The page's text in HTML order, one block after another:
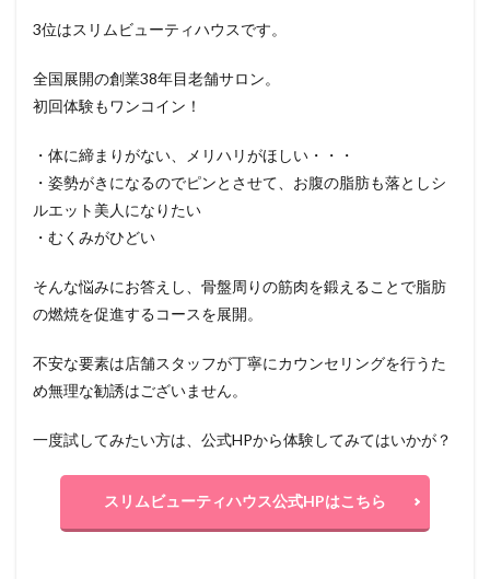
3位はスリムビューティハウスです。
全国展開の創業38年目老舗サロン。
初回体験もワンコイン！
・体に締まりがない、メリハリがほしい・・・
・姿勢がきになるのでピンとさせて、お腹の脂肪も落としシ
ルエット美人になりたい
・むくみがひどい
そんな悩みにお答えし、骨盤周りの筋肉を鍛えることで脂肪
の燃焼を促進するコースを展開。
不安な要素は店舗スタッフが丁寧にカウンセリングを行うた
め無理な勧誘はございません。
一度試してみたい方は、公式HPから体験してみてはいかが？
スリムビューティハウス公式HPはこちら